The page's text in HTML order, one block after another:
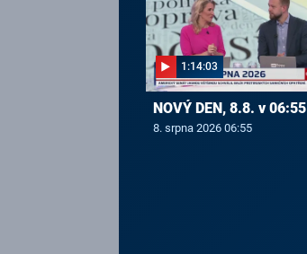
1:14:03
NOVÝ DEN, 8.8. v 06:55
8. srpna 2026 06:55